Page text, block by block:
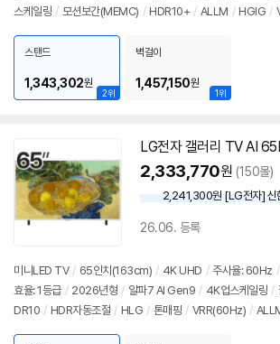
스케일링 / 모션보간(MEMC) / HDR10+ / ALLM / HGIG /
2위
스탠드
1,343,302원
1위
벽걸이
1,457,150원
LG전자 갤러리 TV AI
2,333,770원 (150몰)
2,241,300원 [LG전자] 신
26.06. 등록
미니LED TV / 65인치(163cm) / 4K UHD / 주사율: 60Hz /
효율: 1등급 / 2026년형 / 알파7 AI Gen9 / 4K업스케일링 /
DR10 / HDR자동조절 / HLG / 톤매핑 / VRR(60Hz) /